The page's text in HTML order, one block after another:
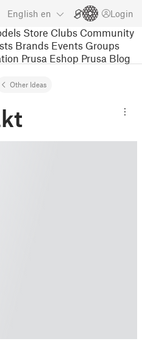
English en Login
Store Clubs Community
Brands Events Groups
Prusa Eshop Prusa Blog
Other Ideas